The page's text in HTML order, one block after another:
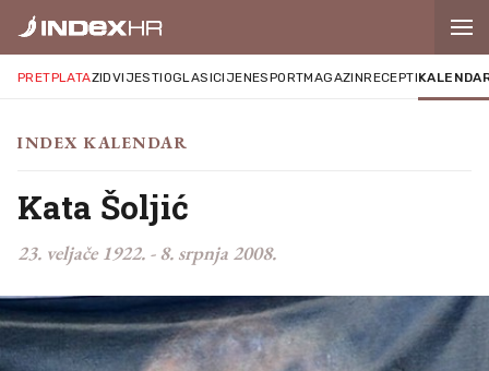
PRETPLATAZIDVIJESTIOGLASICIJENESPORTMAGAZINRECEPTI
INDEX KALENDAR
Kata Šoljić
23. veljače 1922. - 8. srpnja 2008.